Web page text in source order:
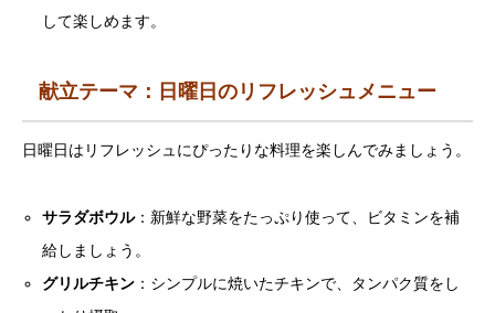
して楽しめます。
献立テーマ：日曜日のリフレッシュメニュー
日曜日はリフレッシュにぴったりな料理を楽しんでみましょう。
サラダボウル：新鮮な野菜をたっぷり使って、ビタミンを補
給しましょう。
グリルチキン ：シンプルに焼いたチキンで、タンパク質をし